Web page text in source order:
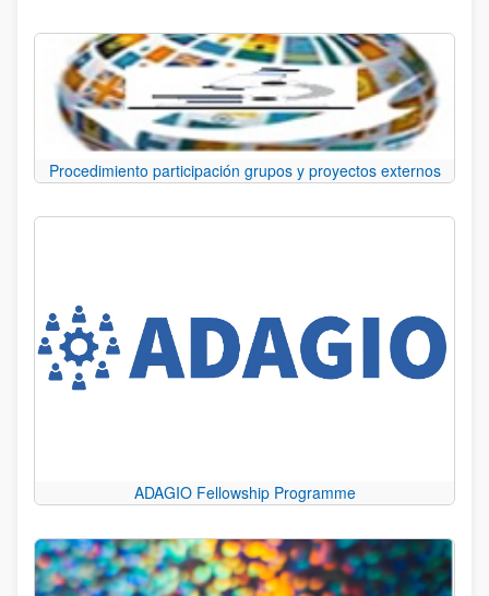
Procedimiento participación grupos y proyectos externos
ADAGIO Fellowship Programme